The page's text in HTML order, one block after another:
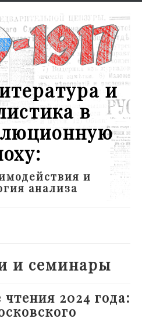
и
в
и
анализа
и семинары
2024 года: